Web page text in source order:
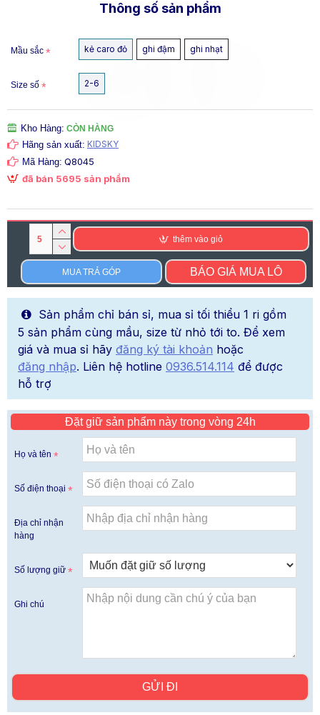
Kho Hàng: CÒN HÀNG
Hãng sản xuất: KIDSKY
Mã Hàng: Q8045
đã bán 5695 sản phẩm
Thông số sản phẩm
Mầu sắc kẻ caro đỏ ghi đậm ghi nhạt
Size số 2-6
thêm vào giỏ
MUA TRẢ GÓP BÁO GIÁ MUA LÔ
Sản phẩm chỉ bán sỉ, mua sỉ tối thiểu 1 ri gồm
5 sản phẩm cùng mầu, size từ nhỏ tới to. Để xem
giá và mua sỉ hãy đăng ký tài khoản hoặc
đăng nhập. Liên hệ hotline 0936.514.114 để được
hỗ trợ
Đặt giữ sản phẩm này trong vòng 24h
Họ và tên
Số điện thoại
Địa chỉ nhận
hàng
Số lượng giữ
Ghi chú
GỬI ĐI